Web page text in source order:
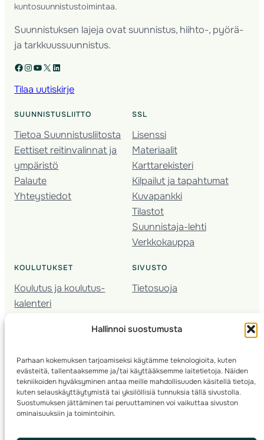
Hallinnoi suostumusta
Parhaan kokemuksen tarjoamiseksi käytämme teknologioita, kuten
evästeitä, tallentaaksemme ja/tai käyttääksemme laitetietoja. Näiden
tekniikoiden hyväksyminen antaa meille mahdollisuuden käsitellä tietoja,
kuten selauskäyttäytymistä tai yksilöllisiä tunnuksia tällä sivustolla.
Suostumuksen jättäminen tai peruuttaminen voi vaikuttaa sivuston
ominaisuuksiin ja toimintoihin.
kuntosuunnistustoimintaa.
Suunnistuksen lajeja ovat suunnistus, hiihto-, pyörä-
ja tarkkuussuunnistus.
Facebook Instagram YouTube X LinkedIn
Tilaa uutiskirje
SUUNNISTUSLIITTO
Tietoa Suunnistusliitosta
Eettiset reitinvalinnat ja
ympäristö
Palaute
Yhteystiedot
SSL
Lisenssi
Materiaalit
Karttarekisteri
Kilpailut ja tapahtumat
Kuvapankki
Tilastot
Suunnistaja-lehti
Verkkokauppa
KOULUTUKSET
Koulutus ja koulutus­
kalenteri
Seura­kehittäminen
Kartoitus
Ratamestari
SIVUSTO
Tietosuoja
© 2025 ·Suomen Suunnistusliitto· Valimotie 10, 00380 Helsinki, Finland
info(a)suunnistusliitto.fi,Rastilipun asiat: rastilippu(a)suunnistusliitto.fi